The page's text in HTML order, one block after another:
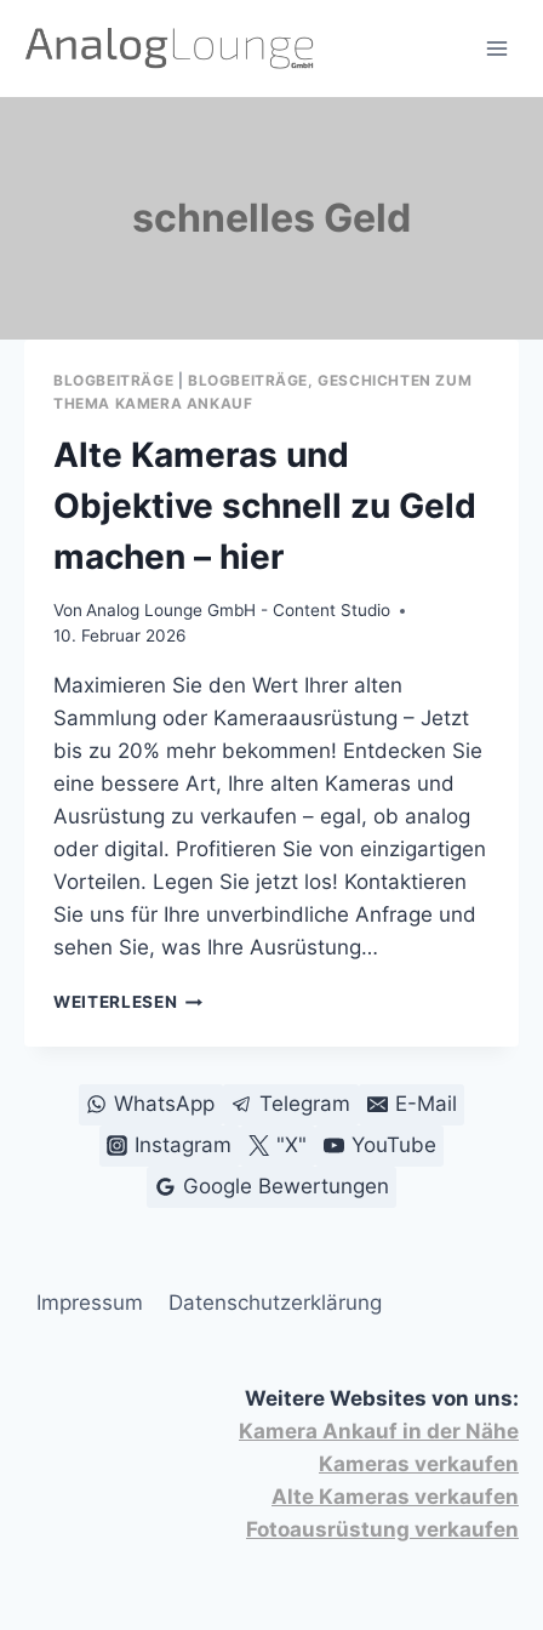
Inhalt
schnelles Geld
BLOGBEITRÄGE
BLOGBEITRÄGE, GESCHICHTEN ZUM
THEMA KAMERA ANKAUF
Alte Kameras und
Objektive schnell zu Geld
machen – hier
Von Analog Lounge GmbH - Content Studio
10. Februar 2026
Maximieren Sie den Wert Ihrer alten
Sammlung oder Kameraausrüstung – Jetzt
bis zu 20% mehr bekommen! Entdecken Sie
eine bessere Art, Ihre alten Kameras und
Ausrüstung zu verkaufen – egal, ob analog
oder digital. Profitieren Sie von einzigartigen
Vorteilen. Legen Sie jetzt los! Kontaktieren
Sie uns für Ihre unverbindliche Anfrage und
sehen Sie, was Ihre Ausrüstung…
WEITERLESEN ALTE
SCHNELL
GELD
MACHEN
WhatsApp Telegram
E-Mail
Instagram
"X"
YouTube
Google Bewertungen
Impressum Datenschutzerklärung
Weitere Websites von uns:
Kamera Ankauf in der Nähe
Kameras verkaufen
Alte Kameras verkaufen
Fotoausrüstung verkaufen